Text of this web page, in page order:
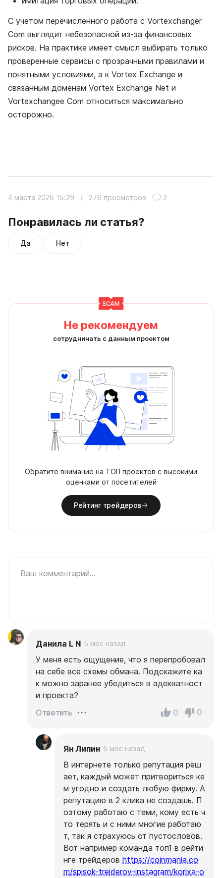
С учетом перечисленного работа с Vortexchanger
Com выглядит небезопасной из-за финансовых
рисков. На практике имеет смысл выбирать только
проверенные сервисы с прозрачными правилами и
понятными условиями, а к Vortex Exchange и
связанным доменам Vortex Exchange Net и
Vortexchangee Com относиться максимально
осторожно.
Понравилась ли статья?
Да Нет
4 марта 2026 15:29 / 276 просмотров 2
Не рекомендуем
сотрудничать с данным проектом
Обратите внимание на ТОП проектов с высокими
оценками от посетителей
Рейтинг трейдеров
Ваш комментарий...
Данила L N 5 мес назад
У меня есть ощущение, что я перепробовал
на себе все схемы обмана. Подскажите ка
к можно заранее убедиться в адекватност
и проекта?
Ответить
0 0
Ян Липин 5 мес назад
В интернете только репутация реш
ает, каждый может притвориться ке
м угодно и создать любую фирму. А
репутацию в 2 клика не создашь. П
оэтому работаю с теми, кому есть ч
то терять и с ними многие работаю
т, так я страхуюсь от пустословов.
Вот например команда топ1 в рейти
нге трейдеров https://coinmania.co
m/spisok-trejderov-instagram/korixa-o